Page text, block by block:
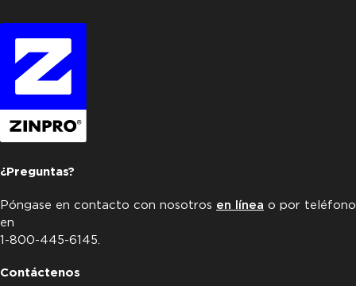
¿Preguntas?
Póngase en contacto con nosotros en línea o por teléfono
en
1-800-445-6145.
Contáctenos